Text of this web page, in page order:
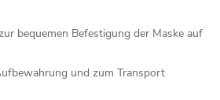
bequemen Befestigung der Maske auf
und zum Transport